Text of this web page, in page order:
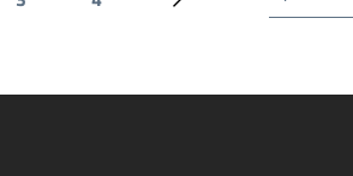
Pagina Pagina Pagina successiva